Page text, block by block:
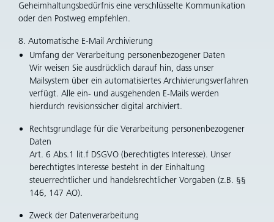
Geheimhaltungsbedürfnis eine verschlüsselte Kommunikation
oder den Postweg empfehlen.
8. Automatische E-Mail Archivierung
Umfang der Verarbeitung personenbezogener Daten
Wir weisen Sie ausdrücklich darauf hin, dass unser
Mailsystem über ein automatisiertes Archivierungsverfahren
verfügt. Alle ein- und ausgehenden E-Mails werden
hierdurch revisionssicher digital archiviert.
Rechtsgrundlage für die Verarbeitung personenbezogener
Daten
Art. 6 Abs.1 lit.f DSGVO (berechtigtes Interesse). Unser
berechtigtes Interesse besteht in der Einhaltung
steuerrechtlicher und handelsrechtlicher Vorgaben (z.B. §§
146, 147 AO).
Zweck der Datenverarbeitung